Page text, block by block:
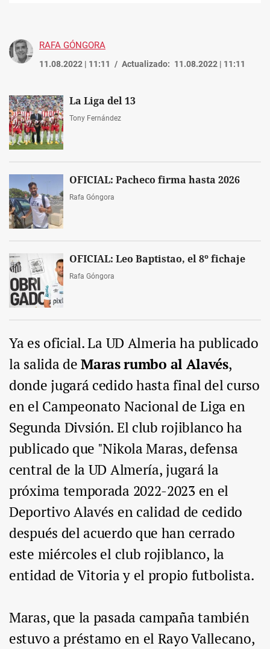
RAFA GÓNGORA
11.08.2022 | 11:11 Actualizado: 11.08.2022 | 11:11
La Liga del 13
Tony Fernández
OFICIAL: Pacheco firma hasta 2026
Rafa Góngora
OFICIAL: Leo Baptistao, el 8º fichaje
Rafa Góngora
Ya es oficial. La UD Almeria ha publicado
la salida deMaras rumbo al Alavés,
donde jugará cedido hasta final del curso
en el Campeonato Nacional de Liga en
Segunda Divsión. El club rojiblanco ha
publicado que "Nikola Maras, defensa
central de la UD Almería, jugará la
próxima temporada 2022-2023 en el
Deportivo Alavés en calidad de cedido
después del acuerdo que han cerrado
este miércoles el club rojiblanco, la
entidad de Vitoria y el propio futbolista.
Maras, que la pasada campaña también
estuvo a préstamo en el Rayo Vallecano,